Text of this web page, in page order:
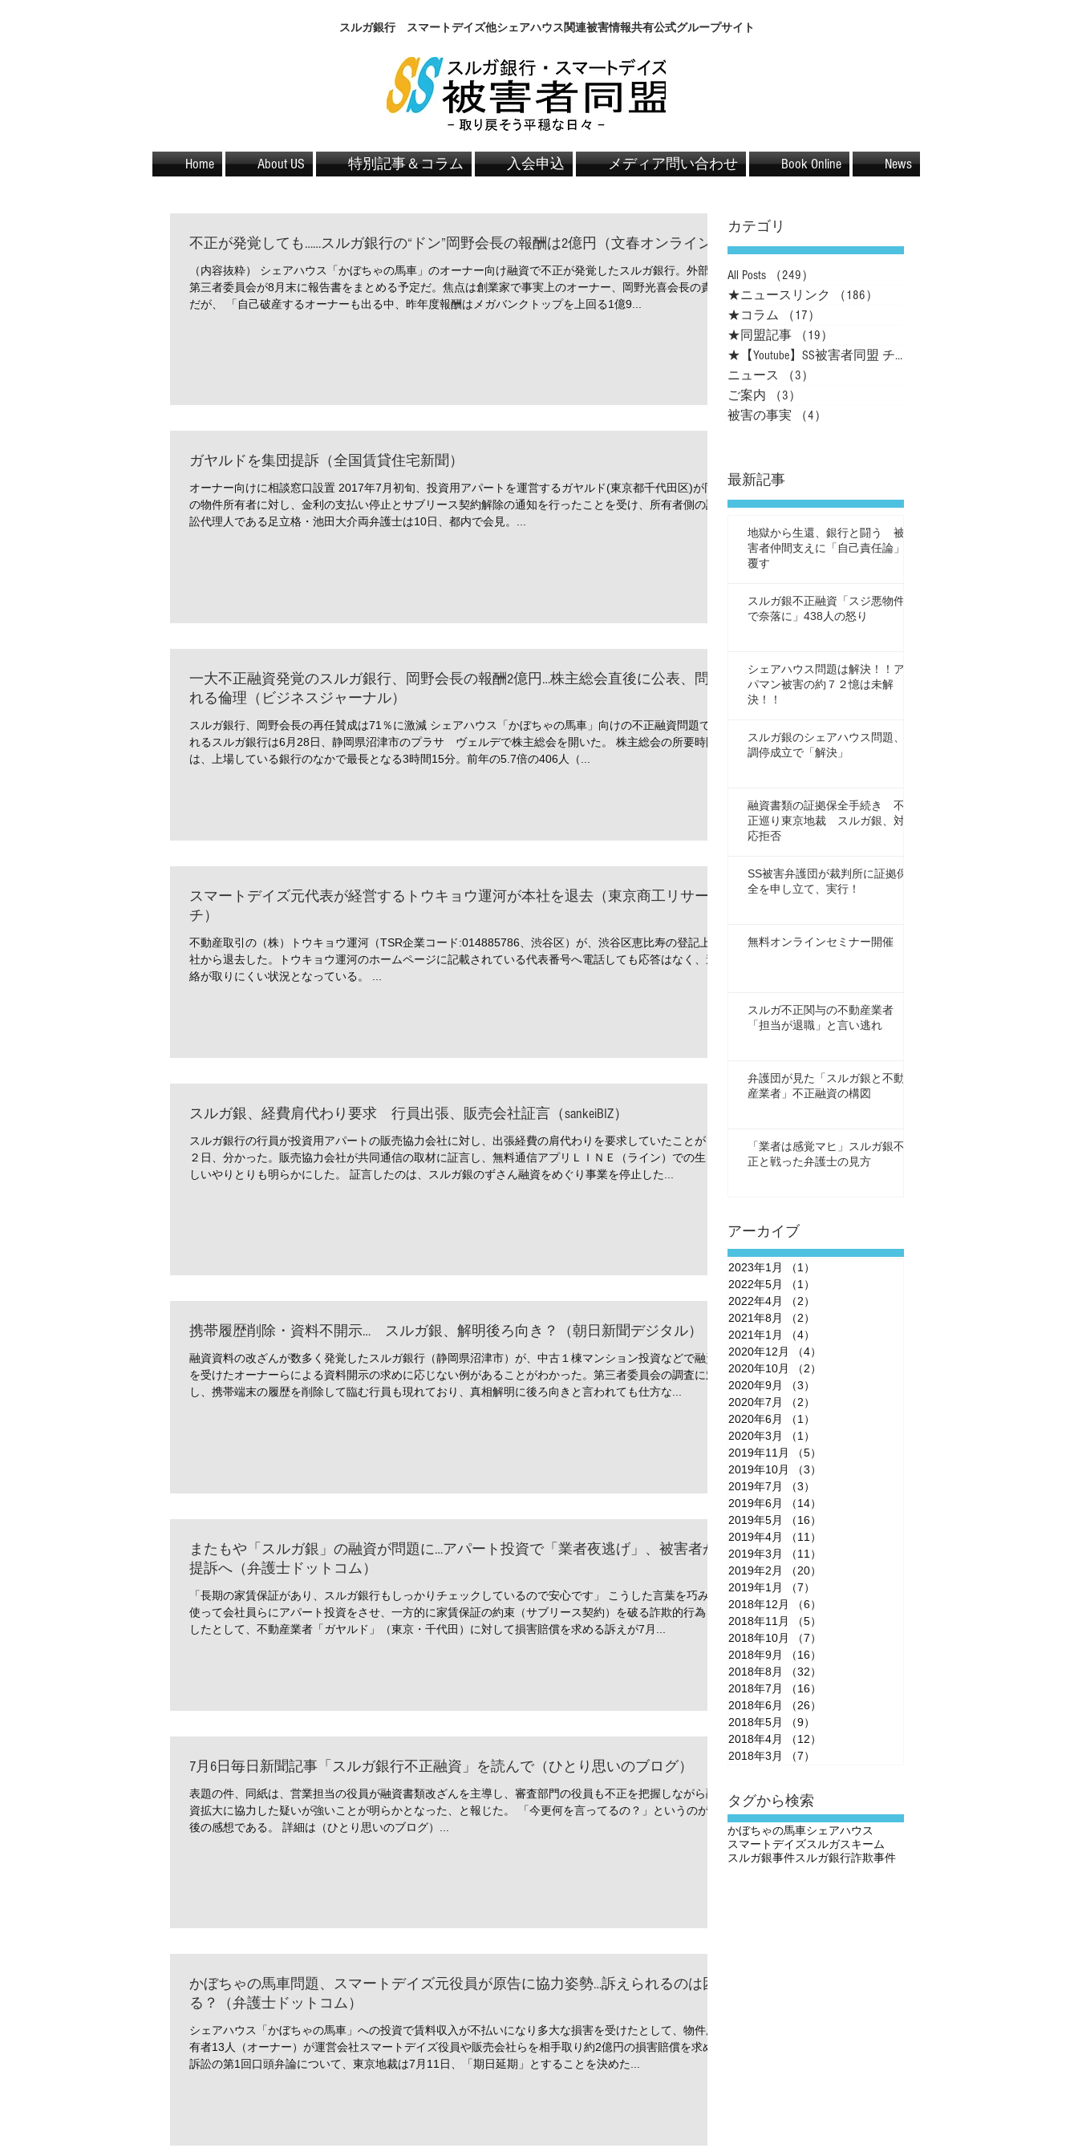
​スルガ銀行 スマートデイズ他シェアハウス関連被害情報共有公式グループサイト
Home About US 特別記事＆コラム 入会申込 メディア問い合わせ Book Online News
不正が発覚しても……スルガ銀行の“ドン”岡野会長の報酬は2億円（文春オンライン）
（内容抜粋） シェアハウス「かぼちゃの馬車」のオーナー向け融資で不正が発覚したスルガ銀行。外部の
第三者委員会が8月末に報告書をまとめる予定だ。焦点は創業家で事実上のオーナー、岡野光喜会長の責任
だが、 「自己破産するオーナーも出る中、昨年度報酬はメガバンクトップを上回る1億9...
ガヤルドを集団提訴（全国賃貸住宅新聞）
オーナー向けに相談窓口設置 2017年7月初旬、投資用アパートを運営するガヤルド(東京都千代田区)が同社
の物件所有者に対し、金利の支払い停止とサブリース契約解除の通知を行ったことを受け、所有者側の訴
訟代理人である足立格・池田大介両弁護士は10日、都内で会見。...
一大不正融資発覚のスルガ銀行、岡野会長の報酬2億円…株主総会直後に公表、問わ
れる倫理（ビジネスジャーナル）
スルガ銀行、岡野会長の再任賛成は71％に激減 シェアハウス「かぼちゃの馬車」向けの不正融資問題で揺
れるスルガ銀行は6月28日、静岡県沼津市のプラサ ヴェルデで株主総会を開いた。 株主総会の所要時間
は、上場している銀行のなかで最長となる3時間15分。前年の5.7倍の406人（...
スマートデイズ元代表が経営するトウキョウ運河が本社を退去（東京商工リサー
チ）
不動産取引の（株）トウキョウ運河（TSR企業コード:014885786、渋谷区）が、渋谷区恵比寿の登記上本
社から退去した。トウキョウ運河のホームページに記載されている代表番号へ電話しても応答はなく、連
絡が取りにくい状況となっている。 ...
スルガ銀、経費肩代わり要求 行員出張、販売会社証言（sankeiBIZ）
スルガ銀行の行員が投資用アパートの販売協力会社に対し、出張経費の肩代わりを要求していたことが１
２日、分かった。販売協力会社が共同通信の取材に証言し、無料通信アプリＬＩＮＥ（ライン）での生々
しいやりとりも明らかにした。 証言したのは、スルガ銀のずさん融資をめぐり事業を停止した...
携帯履歴削除・資料不開示… スルガ銀、解明後ろ向き？（朝日新聞デジタル）
融資資料の改ざんが数多く発覚したスルガ銀行（静岡県沼津市）が、中古１棟マンション投資などで融資
を受けたオーナーらによる資料開示の求めに応じない例があることがわかった。第三者委員会の調査に対
し、携帯端末の履歴を削除して臨む行員も現れており、真相解明に後ろ向きと言われても仕方な...
またもや「スルガ銀」の融資が問題に…アパート投資で「業者夜逃げ」、被害者が
提訴へ（弁護士ドットコム）
「長期の家賃保証があり、スルガ銀行もしっかりチェックしているので安心です」 こうした言葉を巧みに
使って会社員らにアパート投資をさせ、一方的に家賃保証の約束（サブリース契約）を破る詐欺的行為を
したとして、不動産業者「ガヤルド」（東京・千代田）に対して損害賠償を求める訴えが7月...
7月6日毎日新聞記事「スルガ銀行不正融資」を読んで（ひとり思いのブログ）
表題の件、同紙は、営業担当の役員が融資書類改ざんを主導し、審査部門の役員も不正を把握しながら融
資拡大に協力した疑いが強いことが明らかとなった、と報じた。 「今更何を言ってるの？」というのが読
後の感想である。 詳細は（ひとり思いのブログ）...
かぼちゃの馬車問題、スマートデイズ元役員が原告に協力姿勢…訴えられるのは困
る？（弁護士ドットコム）
シェアハウス「かぼちゃの馬車」への投資で賃料収入が不払いになり多大な損害を受けたとして、物件所
有者13人（オーナー）が運営会社スマートデイズ役員や販売会社らを相手取り約2億円の損害賠償を求めた
訴訟の第1回口頭弁論について、東京地裁は7月11日、「期日延期」とすることを決めた...
カテゴリ
All Posts （249）
★ニュースリンク
（186）
★コラム
（17）
★同盟記事
（19）
★【Youtube】SS被害者同盟 チャネル
ニュース
（3）
ご案内
（3）
被害の事実
（4）
最新記事
地獄から生還、銀行と闘う 被
害者仲間支えに「自己責任論」
覆す
スルガ銀不正融資「スジ悪物件
で奈落に」438人の怒り
シェアハウス問題は解決！！ア
パマン被害の約７２憶は未解
決！！
スルガ銀のシェアハウス問題、
調停成立で「解決」
融資書類の証拠保全手続き 不
正巡り東京地裁 スルガ銀、対
応拒否
SS被害弁護団が裁判所に証拠保
全を申し立て、実行！
無料オンラインセミナー開催
スルガ不正関与の不動産業者
「担当が退職」と言い逃れ
弁護団が見た「スルガ銀と不動
産業者」不正融資の構図
「業者は感覚マヒ」スルガ銀不
正と戦った弁護士の見方
アーカイブ
2023年1月 （1）
2022年5月
（1）
2022年4月
（2）
2021年8月
（2）
2021年1月
（4）
2020年12月
（4）
2020年10月
（2）
2020年9月
（3）
2020年7月
（2）
2020年6月
（1）
2020年3月
（1）
2019年11月
（5）
2019年10月
（3）
2019年7月
（3）
2019年6月
（14）
2019年5月
（16）
2019年4月
（11）
2019年3月
（11）
2019年2月
（20）
2019年1月
（7）
2018年12月
（6）
2018年11月
（5）
2018年10月
（7）
2018年9月
（16）
2018年8月
（32）
2018年7月
（16）
2018年6月
（26）
2018年5月
（9）
2018年4月
（12）
2018年3月
（7）
タグから検索
かぼちゃの馬車シェアハウス
スマートデイズスルガスキーム
スルガ銀事件スルガ銀行詐欺事件